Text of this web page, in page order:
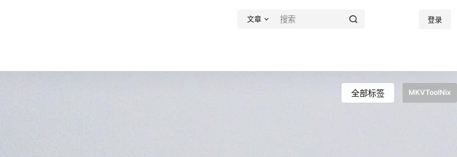
文章 登录
全部标签 MKVToolNix